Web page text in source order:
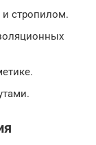
и стропилом.